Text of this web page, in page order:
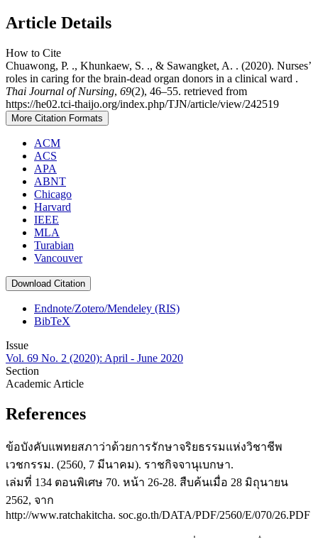
Article Details
How to Cite
Chuawong, P. ., Khunkaew, S. ., & Sawangket, A. . (2020). Nurses’
roles in caring for the brain-dead organ donors in a clinical ward .
Thai Journal of Nursing, 69(2), 46–55. retrieved from
https://he02.tci-thaijo.org/index.php/TJN/article/view/242519
More Citation Formats
ACM
ACS
APA
ABNT
Chicago
Harvard
IEEE
MLA
Turabian
Vancouver
Download Citation
Endnote/Zotero/Mendeley (RIS)
BibTeX
Issue
Vol. 69 No. 2 (2020): April - June 2020
Section
Academic Article
References
ข้อบังคับแพทยสภาว่าด้วยการรักษาจริยธรรมแห่งวิชาชีพ
เวชกรรม. (2560, 7 มีนาคม). ราชกิจจานุเบกษา.
เล่มที่ 134 ตอนพิเศษ 70. หน้า 26-28. สืบค้นเมื่อ 28 มิถุนายน
2562, จาก
http://www.ratchakitcha. soc.go.th/DATA/PDF/2560/E/070/26.PDF